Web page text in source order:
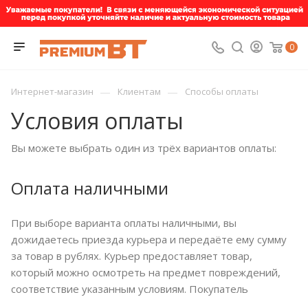
0
Интернет-магазин — Клиентам — Способы оплаты
Условия оплаты
Вы можете выбрать один из трёх вариантов оплаты:
Оплата наличными
При выборе варианта оплаты наличными, вы
дожидаетесь приезда курьера и передаёте ему сумму
за товар в рублях. Курьер предоставляет товар,
который можно осмотреть на предмет повреждений,
соответствие указанным условиям. Покупатель